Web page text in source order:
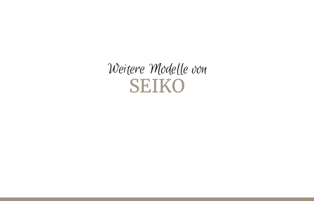
Weitere Modelle von
SEIKO